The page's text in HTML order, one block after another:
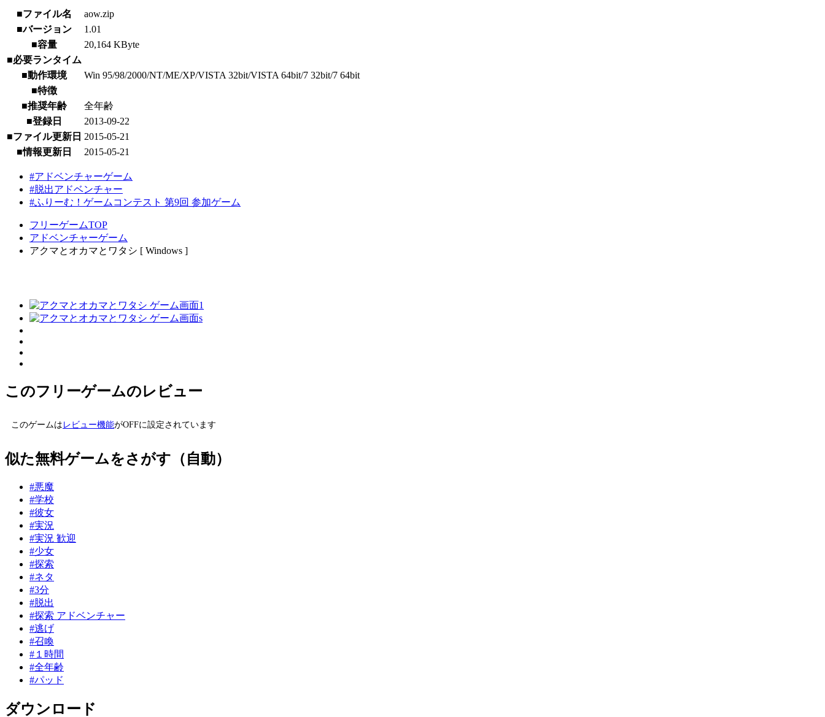
■ファイル名
aow.zip
■バージョン
1.01
■容量
20,164 KByte
■必要ランタイム
■動作環境
Win 95/98/2000/NT/ME/XP/VISTA 32bit/VISTA 64bit/7 32bit/7 64bit
■特徴
■推奨年齢
全年齢
■登録日
2013-09-22
■ファイル更新日 2015-05-21
■情報更新日
2015-05-21
#アドベンチャーゲーム
#脱出アドベンチャー
#ふりーむ！ゲームコンテスト 第9回 参加ゲーム
フリーゲームTOP
アドベンチャーゲーム
アクマとオカマとワタシ [ Windows ]
このフリーゲームのレビュー
このゲームは レビュー機能がOFFに設定されています
似た無料ゲームをさがす（自動）
#悪魔
#学校
#彼女
#実況
#実況 歓迎
#少女
#探索
#ネタ
#3分
#脱出
#探索 アドベンチャー
#逃げ
#召喚
#１時間
#全年齢
#パッド
ダウンロード